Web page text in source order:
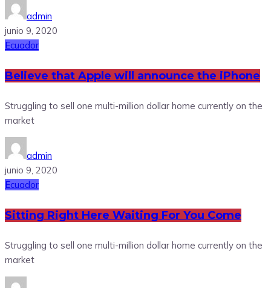
admin
junio 9, 2020
Ecuador
Believe that Apple will announce the iPhone
Struggling to sell one multi-million dollar home currently on the
market
admin
junio 9, 2020
Ecuador
Sitting Right Here Waiting For You Come
Struggling to sell one multi-million dollar home currently on the
market